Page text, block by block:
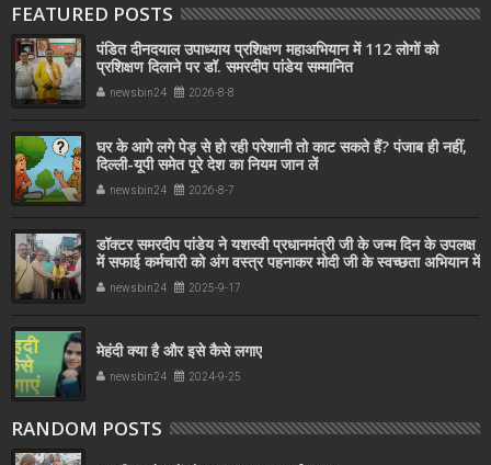
FEATURED POSTS
पंडित दीनदयाल उपाध्याय प्रशिक्षण महाअभियान में 112 लोगों को
प्रशिक्षण दिलाने पर डॉ. समरदीप पांडेय सम्मानित
newsbin24 2026-8-8
घर के आगे लगे पेड़ से हो रही परेशानी तो काट सकते हैं? पंजाब ही नहीं,
दिल्‍ली-यूपी समेत पूरे देश का नियम जान लें
newsbin24 2026-8-7
डॉक्टर समरदीप पांडेय ने यशस्वी प्रधानमंत्री जी के जन्म दिन के उपलक्ष
में सफाई कर्मचारी को अंग वस्त्र पहनाकर मोदी जी के स्वच्छता अभियान में
सहयोग किया
newsbin24 2025-9-17
मेहंदी क्या है और इसे कैसे लगाए
newsbin24 2024-9-25
RANDOM POSTS